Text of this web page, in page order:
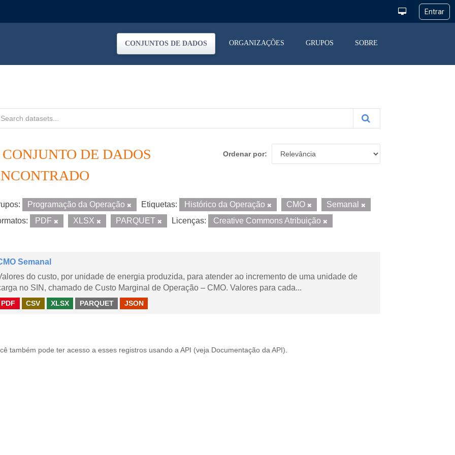
CONJUNTOS DE DADOS ORGANIZAÇÕES GRUPOS SOBRE
Ordenar por
CONJUNTO DE DADOS
Programação da Operação Etiquetas: Histórico da Operação CMO
Semanal
PDF XLSX PARQUET Licenças: Creative Commons Atribuição
Semanal
do custo, por unidade de energia produzida, para atender ao incremento de uma unidade de
no SIN, chamado de Custo Marginal de Operação – CMO. Valores para cada...
PDF CSV XLSX PARQUET JSON
também pode ter acesso a esses registros usando a API (veja Documentação da API ).